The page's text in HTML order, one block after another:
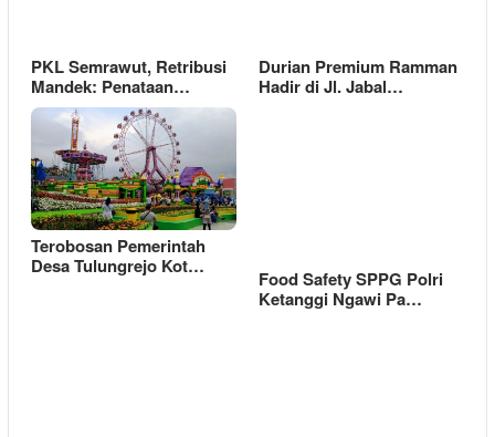
PKL Semrawut, Retribusi
Mandek: Penataan…
Durian Premium Ramman
Hadir di Jl. Jabal…
Terobosan Pemerintah
Desa Tulungrejo Kot…
Food Safety SPPG Polri
Ketanggi Ngawi Pa…